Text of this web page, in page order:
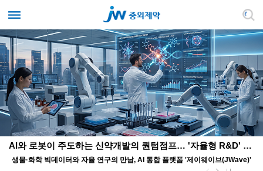
AI와 로봇이 주도하는 신약개발의 퀀텀점프… '자율형 R&D' 앞장서는 JW
생물·화학 빅데이터와 자율 연구의 만남, AI 통합 플랫폼 '제이웨이브(JWave)'